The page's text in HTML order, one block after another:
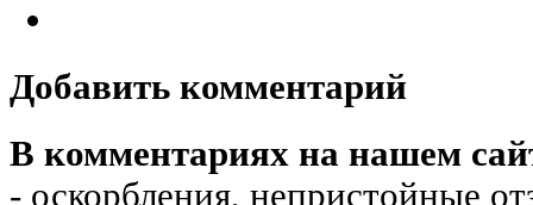
Добавить комментарий
В комментариях на нашем
- оскорбления, непристойные